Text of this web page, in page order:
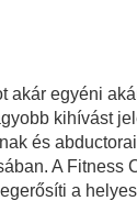
akár egyéni
kihívást
és
A Fitness
a